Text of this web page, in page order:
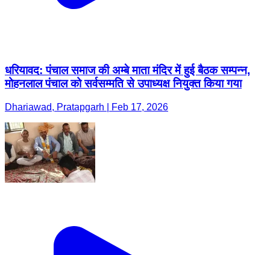
धरियावद: पंचाल समाज की अम्बे माता मंदिर में हुई बैठक सम्पन्न,
मोहनलाल पंचाल को सर्वसम्मति से उपाध्यक्ष नियुक्त किया गया
Dhariawad, Pratapgarh | Feb 17, 2026